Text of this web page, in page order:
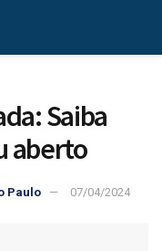
Saiba
aberto
Paulo 07/04/2024